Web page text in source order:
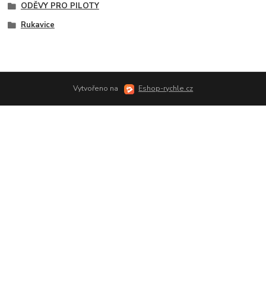
ODĚVY PRO PILOTY
Rukavice
Vytvořeno na Eshop-rychle.cz